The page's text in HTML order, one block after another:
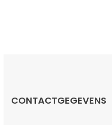
CONTACTGEGEVENS